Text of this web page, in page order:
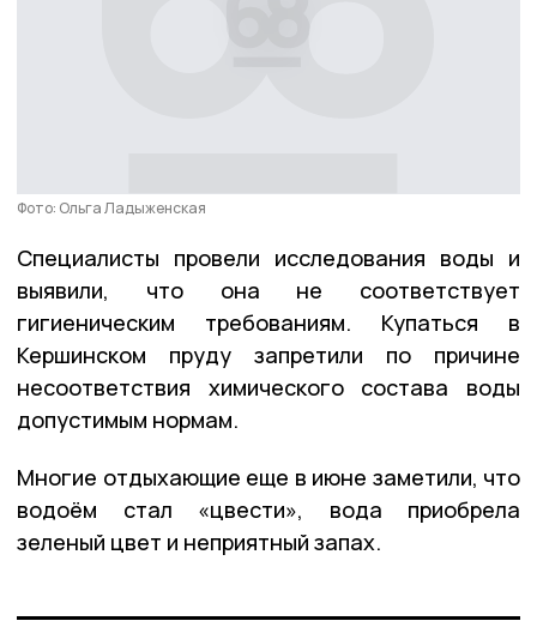
Фото: Ольга Ладыженская
Специалисты провели исследования воды и
выявили, что она не соответствует
гигиеническим требованиям. Купаться в
Кершинском пруду запретили по причине
несоответствия химического состава воды
допустимым нормам.
Многие отдыхающие еще в июне заметили, что
водоём стал «цвести», вода приобрела
зеленый цвет и неприятный запах.